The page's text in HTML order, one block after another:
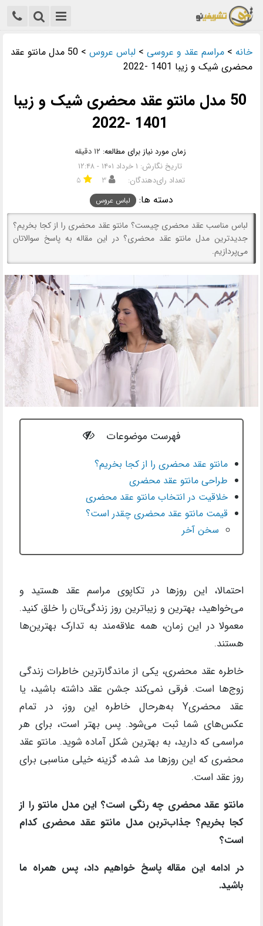
خانه > مراسم عقد و عروسی > لباس عروس >
50 مدل مانتو عقد
محضری شیک و زیبا 1401 -2022
50 مدل مانتو عقد محضری شیک و زیبا
1401 -2022
زمان مورد نیاز برای مطالعه: ۱۲ دقیقه
تاریخ نگارش: ۱ خرداد ۱۴۰۱ - ۱۲:۴۸
تعداد رای‌دهندگان:
۳ ۵
دسته ها: لباس عروس
لباس مناسب عقد محضری چیست؟ مانتو عقد محضری را از کجا بخریم؟
جدیدترین مدل مانتو عقد محضری؟ در این مقاله به پاسخ سوالاتان
می‌پردازیم.
فهرست موضوعات
مانتو عقد محضری را از کجا بخریم؟
طراحی مانتو عقد محضری
خلاقیت در انتخاب مانتو عقد محضری
قیمت مانتو عقد محضری چقدر است؟
سخن آخر
احتمالا، این روزها در تکاپوی مراسم عقد هستید و
می‌خواهید، بهترین و زیباترین روز زندگی‌‌تان را خلق کنید.
معمولا در این زمان، همه علاقه‌مند به تدارک بهترین‌ها
هستند.
خاطره عقد محضری، یکی از ماندگارترین خاطرات زندگی
زوج‌ها است. فرقی نمی‌کند جشن عقد داشته‌ باشید، یا
عقد محضریY به‌هرحال خاطره این روز، در تمام
عکس‌های شما ثبت می‌شود. پس بهتر است، برای هر
مراسمی که دارید، به بهترین شکل آماده شوید. مانتو عقد
محضری که این روزها مد شده، گزینه خیلی مناسبی برای
روز عقد است.
مانتو عقد محضری چه رنگی است؟ این مدل مانتو را از
کجا بخریم؟ جذاب‌تربن مدل مانتو عقد محضری کدام
است؟
در ادامه این مقاله پاسخ خواهیم داد، پس همراه ما
باشید.